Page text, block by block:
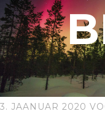
3. JAANUAR 2020